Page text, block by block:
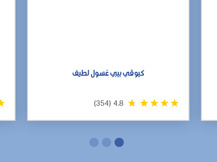
كيوڤي بيبي غسول لطيف
4.8
(354)